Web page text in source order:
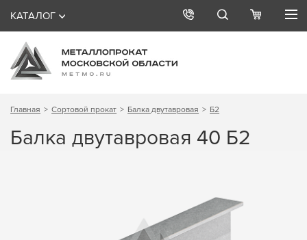
КАТАЛОГ
Главная Сортовой прокат Балка двутавровая Б2
Балка двутавровая 40 Б2